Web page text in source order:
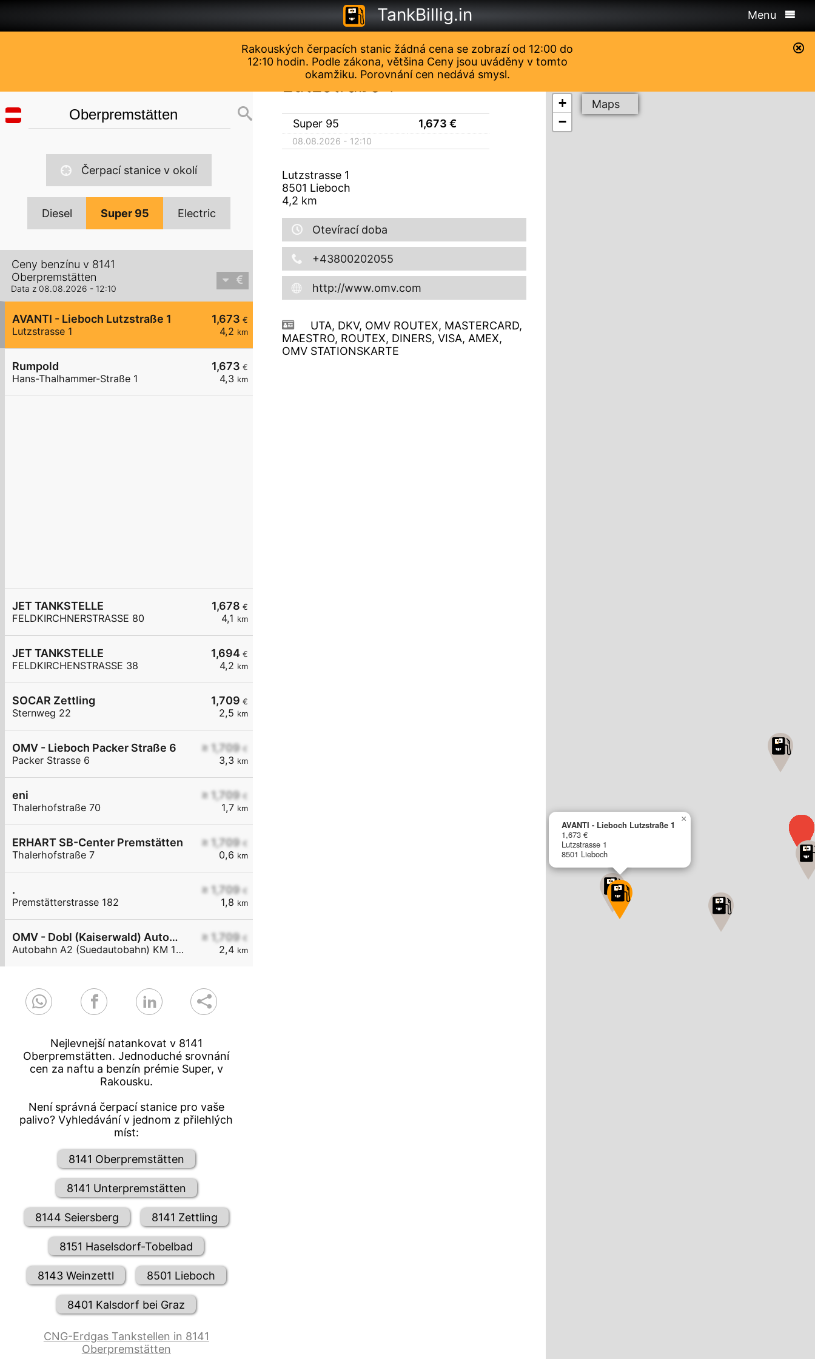
Rakouských čerpacích stanic žádná cena se zobrazí od 12:00 do
12:10 hodin. Podle zákona, většina Ceny jsou uváděny v tomto
okamžiku. Porovnání cen nedává smysl.
TankBillig.in Menu
Čerpací stanice v okolí
Diesel Super 95 Electric
Ceny benzínu v 8141
Oberpremstätten
Data z 08.08.2026 - 12:10
1,673 €
4,2 km
AVANTI - Lieboch Lutzstraße 1
Lutzstrasse 1
1,673 €
4,3 km
Rumpold
Hans-Thalhammer-Straße 1
1,678 €
4,1 km
JET TANKSTELLE
FELDKIRCHNERSTRASSE 80
1,694 €
4,2 km
JET TANKSTELLE
FELDKIRCHENSTRASSE 38
1,709 €
2,5 km
SOCAR Zettling
Sternweg 22
≥ 1,709 €
3,3 km
OMV - Lieboch Packer Straße 6
Packer Strasse 6
≥ 1,709 €
1,7 km
eni
Thalerhofstraße 70
≥ 1,709 €
0,6 km
ERHART SB-Center Premstätten
Thalerhofstraße 7
≥ 1,709 €
1,8 km
.
Premstätterstrasse 182
≥ 1,709 €
2,4 km
OMV - Dobl (Kaiserwald) Autobahn A2 (Südautobahn) KM 190
Autobahn A2 (Suedautobahn) KM 190
Nejlevnejší natankovat v 8141
Oberpremstätten. Jednoduché srovnání
cen za naftu a benzín prémie Super, v
Rakousku.
Není správná čerpací stanice pro vaše
palivo? Vyhledávání v jednom z přilehlých
míst:
8141 Oberpremstätten
8141 Unterpremstätten
8144 Seiersberg 8141 Zettling
8151 Haselsdorf-Tobelbad
8143 Weinzettl 8501 Lieboch
8401 Kalsdorf bei Graz
CNG-Erdgas Tankstellen in 8141
Oberpremstätten
AVANTI - Lieboch
Lutzstraße 1
Super 95 1,673 €
08.08.2026 - 12:10
Lutzstrasse 1
8501 Lieboch
4,2 km
Otevírací doba
+43800202055
http://www.omv.com
UTA, DKV, OMV ROUTEX, MASTERCARD,
MAESTRO, ROUTEX, DINERS, VISA, AMEX,
OMV STATIONSKARTE
AVANTI - Lieboch Lutzstraße 1
1,673 €
Lutzstrasse 1
8501 Lieboch
×
+
−
Maps